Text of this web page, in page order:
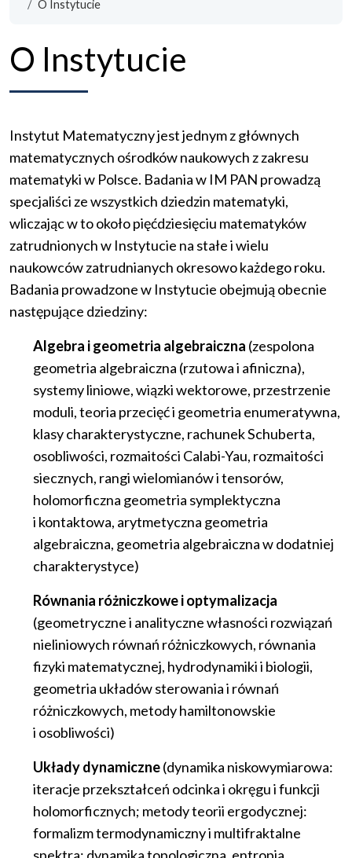
O Instytucie
O Instytucie
Instytut Matematyczny jest jednym z głównych
matematycznych ośrodków naukowych z zakresu
matematyki w Polsce. Badania w IM PAN prowadzą
specjaliści ze wszystkich dziedzin matematyki,
wliczając w to około pięćdziesięciu matematyków
zatrudnionych w Instytucie na stałe i wielu
naukowców zatrudnianych okresowo każdego roku.
Badania prowadzone w Instytucie obejmują obecnie
następujące dziedziny:
Algebra i geometria algebraiczna (zespolona
geometria algebraiczna (rzutowa i afiniczna),
systemy liniowe, wiązki wektorowe, przestrzenie
moduli, teoria przecięć i geometria enumeratywna,
klasy charakterystyczne, rachunek Schuberta,
osobliwości, rozmaitości Calabi-Yau, rozmaitości
siecznych, rangi wielomianów i tensorów,
holomorficzna geometria symplektyczna
i kontaktowa, arytmetyczna geometria
algebraiczna, geometria algebraiczna w dodatniej
charakterystyce)
Równania różniczkowe i optymalizacja
(geometryczne i analityczne własności rozwiązań
nieliniowych równań różniczkowych, równania
fizyki matematycznej, hydrodynamiki i biologii,
geometria układów sterowania i równań
różniczkowych, metody hamiltonowskie
i osobliwości)
Układy dynamiczne(dynamika niskowymiarowa:
iteracje przekształceń odcinka i okręgu i funkcji
holomorficznych; metody teorii ergodycznej:
formalizm termodynamiczny i multifraktalne